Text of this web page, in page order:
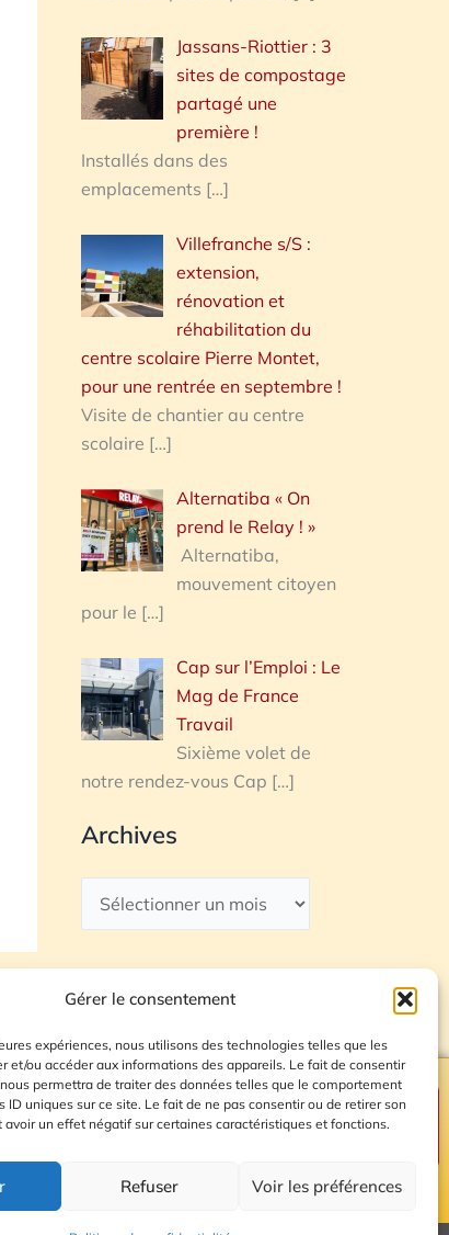
Gérer le consentement
expériences, nous utilisons des technologies telles que les
et/ou accéder aux informations des appareils. Le fait de consentir
permettra de traiter des données telles que le comportement
ID uniques sur ce site. Le fait de ne pas consentir ou de retirer son
un effet négatif sur certaines caractéristiques et fonctions.
Refuser Voir les préférences
Jassans-Riottier : 3
sites de compostage
partagé une
première !
Installés dans des
emplacements […]
Villefranche s/S :
extension,
rénovation et
réhabilitation du
centre scolaire Pierre Montet,
pour une rentrée en septembre !
Visite de chantier au centre
scolaire […]
Alternatiba « On
prend le Relay ! »
Alternatiba,
mouvement citoyen
pour le […]
Cap sur l’Emploi : Le
Mag de France
Travail
Sixième volet de
notre rendez-vous Cap […]
Archives
site